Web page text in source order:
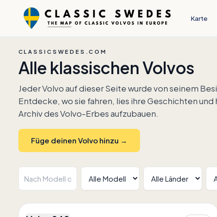
Karte
CLASSICSWEDES.COM
Alle klassischen Volvos
Jeder Volvo auf dieser Seite wurde von seinem
Entdecke, wo sie fahren, lies ihre Geschichten
Archiv des Volvo-Erbes aufzubauen.
Füge deinen Volvo hinzu →